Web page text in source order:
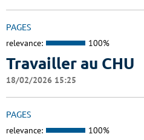
PAGES
relevance: 100%
Travailler au CHU
18/02/2026 15:25
PAGES
relevance: 100%